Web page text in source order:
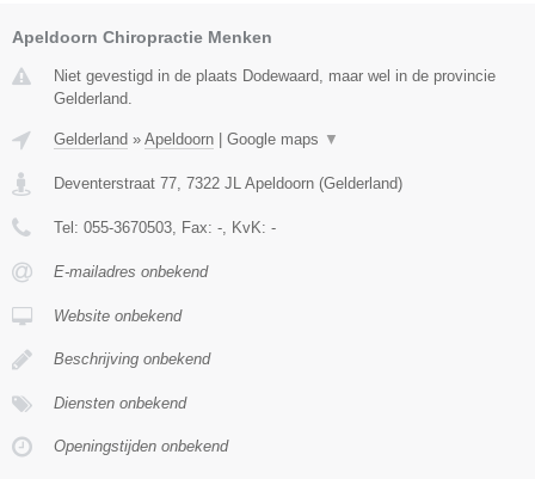
Apeldoorn Chiropractie Menken
Niet gevestigd in de plaats Dodewaard, maar wel in de provincie
Gelderland.
Gelderland » Apeldoorn Google maps ▼
Deventerstraat 77 7322 JL Apeldoorn (Gelderland)
Tel: 055-3670503 , Fax: - , KvK: -
E-mailadres onbekend
Website onbekend
Beschrijving onbekend
Diensten onbekend
Openingstijden onbekend